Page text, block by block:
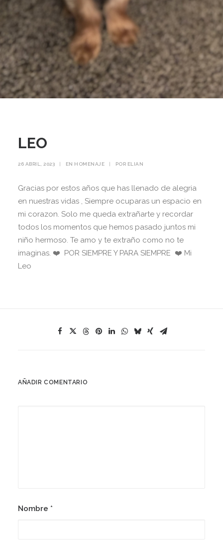
LEO
26 ABRIL, 2023 | EN HOMENAJE | POR ELIAN
Gracias por estos años que has llenado de alegria
en nuestras vidas , Siempre ocuparas un espacio en
mi corazon. Solo me queda extrañarte y recordar
todos los momentos que hemos pasado juntos mi
niño hermoso. Te amo y te extraño como no te
imaginas. ❤️ POR SIEMPRE Y PARA SIEMPRE ❤️ Mi
Leo
AÑADIR COMENTARIO
Nombre *